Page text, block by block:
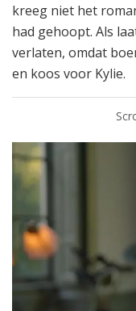
kreeg niet het
had gehoopt. Als
verlaten, omdat
en koos voor Kylie.